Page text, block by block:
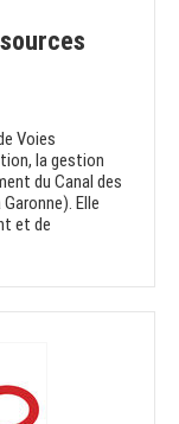
Voies
la gestion
du Canal des
Elle
et de